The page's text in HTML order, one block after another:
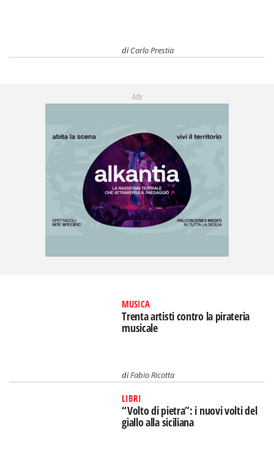
diCarlo Prestia
Adv
MUSICA
Trenta artisti contro la pirateria
musicale
diFabio Ricotta
LIBRI
“Volto di pietra”: i nuovi volti del
giallo alla siciliana